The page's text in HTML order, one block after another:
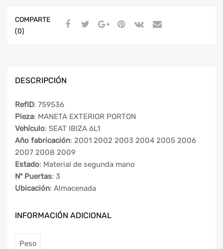
COMPARTE
(0)
DESCRIPCIÓN
RefID: 759536
Pieza: MANETA EXTERIOR PORTON
Vehículo: SEAT IBIZA 6L1
Año fabricación: 2001 2002 2003 2004 2005 2006
2007 2008 2009
Estado: Material de segunda mano
Nº Puertas: 3
Ubicación: Almacenada
INFORMACIÓN ADICIONAL
Peso